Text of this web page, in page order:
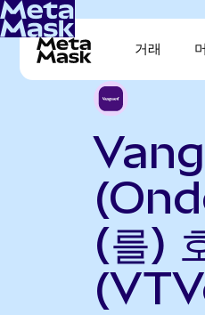
거래
(를)